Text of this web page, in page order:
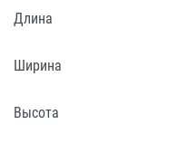
Длина
Ширина
Высота